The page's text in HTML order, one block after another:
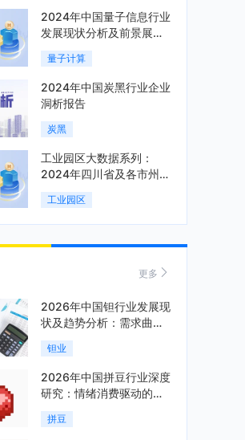
2024年中国量子信息行业
发展现状分析及前景展望
报告
量子计算
2024年中国炭黑行业企业
洞析报告
炭黑
工业园区大数据系列：
2024年四川省及各市州工
业园区全景洞析报告
工业园区
更多
2026年中国钽行业发展现
状及趋势分析：需求曲线
陡峭与供给曲线平缓的博
弈加剧「图」
钽业
2026年中国拼豆行业深度
研究：情绪消费驱动的新
兴手工赛道「图」
拼豆